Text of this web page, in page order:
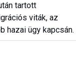
tartott
viták, az
hazai ügy kapcsán.